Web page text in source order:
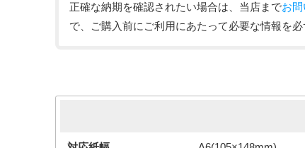
正確な納期を確認されたい場合は、当店までお
で、ご購入前にご利用にあたって必要な情報を必